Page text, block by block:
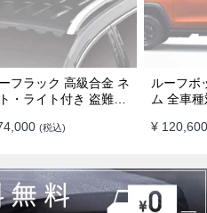
フラック 高級合金 ネ
・ライト付き 盗難防
ースキャリア
(税込)
ルーフボ
ム 全車
しゃれ
¥